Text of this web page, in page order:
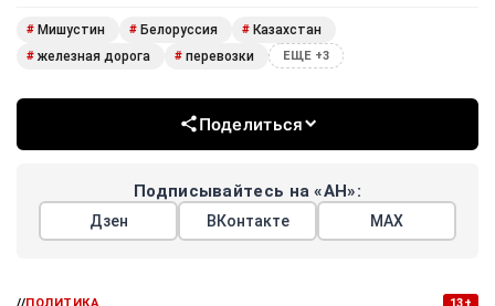
# Мишустин # Белоруссия # Казахстан
# железная дорога # перевозки ЕЩЕ +3
Поделиться
Подписывайтесь на «АН»:
Дзен ВКонтакте МАХ
//ПОЛИТИКА 13+